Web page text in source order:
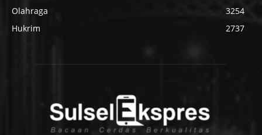
Olahraga
3254
Hukrim
2737